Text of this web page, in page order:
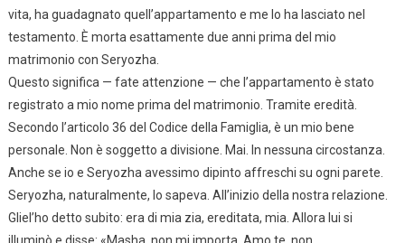
vita, ha guadagnato quell’appartamento e me lo ha lasciato nel
testamento. È morta esattamente due anni prima del mio
matrimonio con Seryozha.
Questo significa — fate attenzione — che l’appartamento è stato
registrato a mio nome prima del matrimonio. Tramite eredità.
Secondo l’articolo 36 del Codice della Famiglia, è un mio bene
personale. Non è soggetto a divisione. Mai. In nessuna circostanza.
Anche se io e Seryozha avessimo dipinto affreschi su ogni parete.
Seryozha, naturalmente, lo sapeva. All’inizio della nostra relazione.
Gliel’ho detto subito: era di mia zia, ereditata, mia. Allora lui si
illuminò e disse: «Masha, non mi importa. Amo te, non